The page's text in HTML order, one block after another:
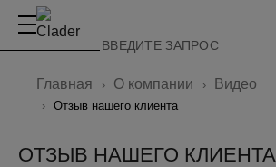
Главная О компании Видео
Отзыв нашего клиента
ОТЗЫВ НАШЕГО КЛИЕНТА